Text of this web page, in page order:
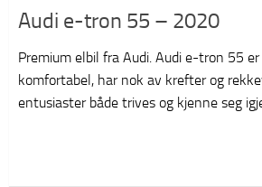
Audi e-tron 55 – 2020
Premium elbil fra Audi. Audi e-tron 55
komfortabel, har nok av krefter og
entusiaster både trives og kjenne seg